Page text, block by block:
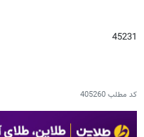
45231
کد مطلب405260